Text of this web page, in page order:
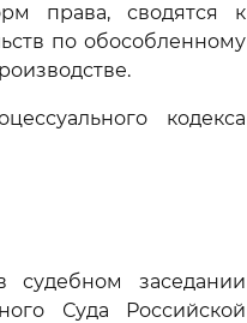
права, сводятся к
по обособленному
кодекса
заседании
Суда Российской